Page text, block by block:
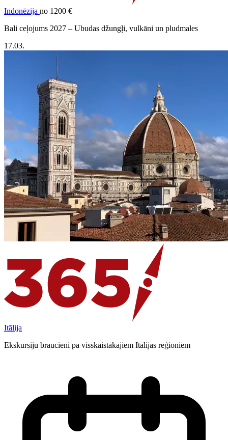
Indonēzija no 1200 €
Bali ceļojums 2027 – Ubudas džungļi, vulkāni un pludmales
17.03.
Itālija
Ekskursiju braucieni pa visskaistākajiem Itālijas reģioniem